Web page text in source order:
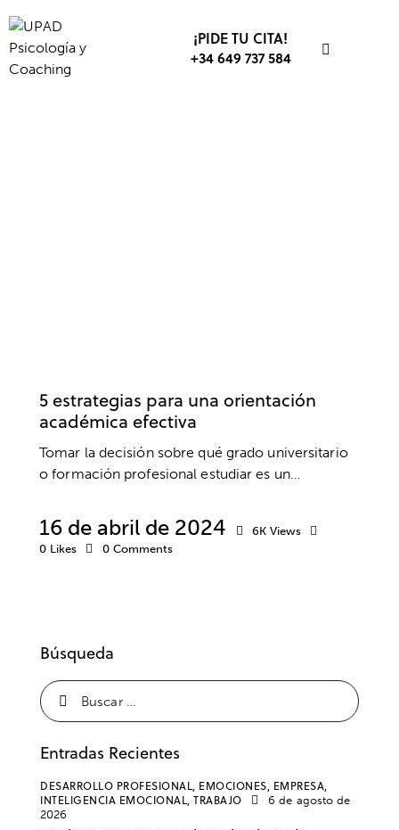
¡PIDE TU CITA!
+34 649 737 584
5 estrategias para una orientación
académica efectiva
Tomar la decisión sobre qué grado universitario
o formación profesional estudiar es un…
16 de abril de 2024 6K Views
0 Likes 0 Comments
Búsqueda
Entradas Recientes
DESARROLLO PROFESIONAL, EMOCIONES, EMPRESA,
INTELIGENCIA EMOCIONAL, TRABAJO
6 de agosto de
2026